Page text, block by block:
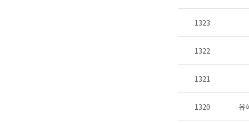
1323
1322
1321
1320 유